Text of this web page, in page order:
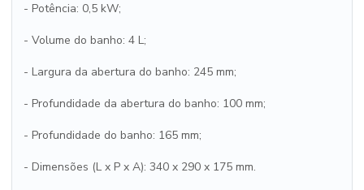
- Potência: 0,5 kW;
- Volume do banho: 4 L;
- Largura da abertura do banho: 245 mm;
- Profundidade da abertura do banho: 100 mm;
- Profundidade do banho: 165 mm;
- Dimensões (L x P x A): 340 x 290 x 175 mm.